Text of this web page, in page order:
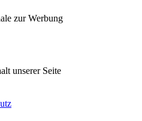
zur Werbung
unserer Seite